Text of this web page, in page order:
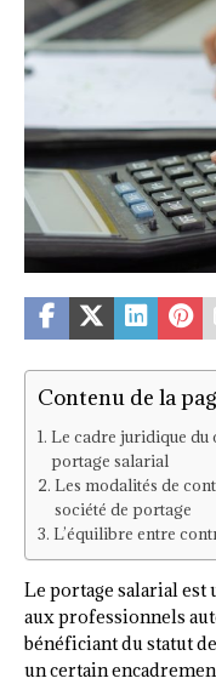
Contenu de la
Le cadre juridique du
portage salarial
Les modalités de
société de portage
L’équilibre entre
Le portage salarial
aux professionnels
bénéficiant du statut
un certain